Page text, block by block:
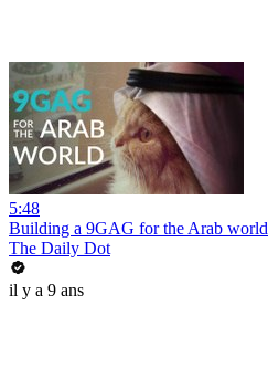
5:48
Building a 9GAG for the Arab world
The Daily Dot
il y a 9 ans